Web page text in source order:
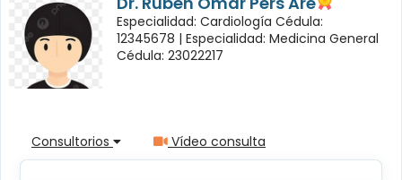
Especialidad: Cardiología Cédula:
12345678 | Especialidad: Medicina General
Cédula: 23022217
Consultorios Vídeo consulta